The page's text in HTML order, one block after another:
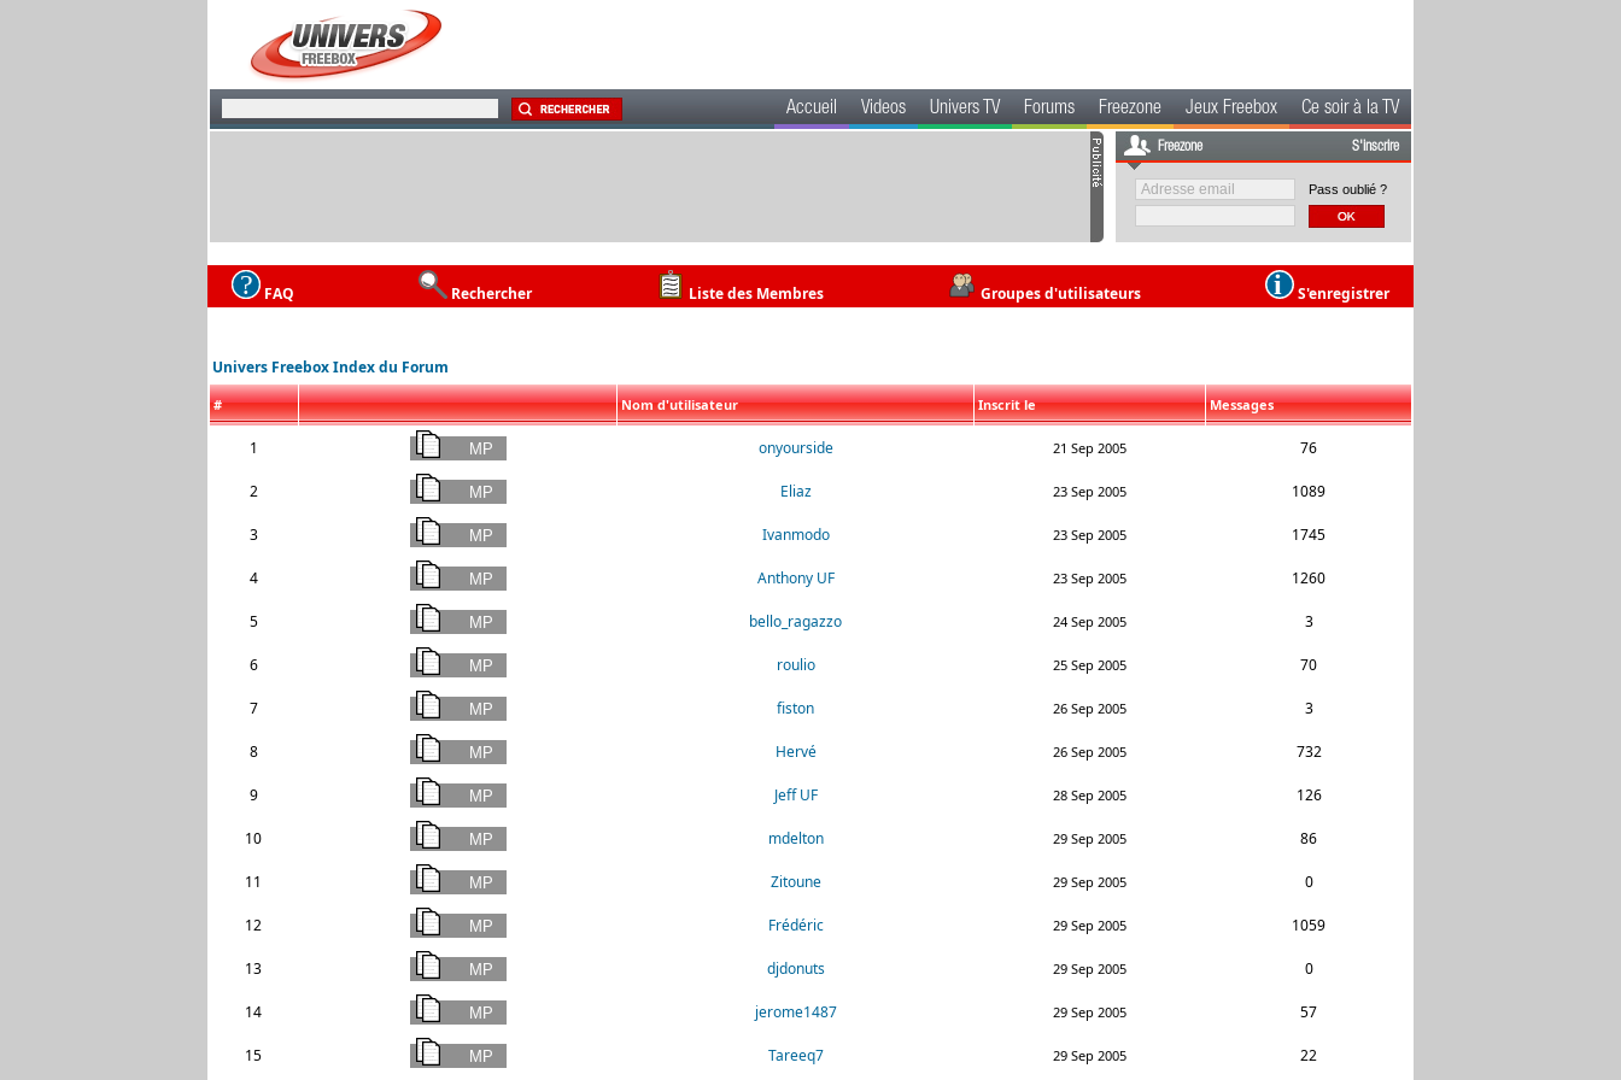
Accueil Videos Univers TV Forums Freezone Jeux Freebox Ce soir à la TV
Freezone S'inscrire
Pass oublié ?
FAQ Rechercher Liste des Membres Groupes d'utilisateurs S'enregistrer
Univers Freebox Index du Forum
# Nom d'utilisateur Inscrit le Messages
1 onyourside 21 Sep 2005 76
2 Eliaz 23 Sep 2005 1089
3 Ivanmodo 23 Sep 2005 1745
4 Anthony UF 23 Sep 2005 1260
5 bello_ragazzo 24 Sep 2005 3
6 roulio 25 Sep 2005 70
7 fiston 26 Sep 2005 3
8 Hervé 26 Sep 2005 732
9 Jeff UF 28 Sep 2005 126
10 mdelton 29 Sep 2005 86
11 Zitoune 29 Sep 2005 0
12 Frédéric 29 Sep 2005 1059
13 djdonuts 29 Sep 2005 0
14 jerome1487 29 Sep 2005 57
15 Tareeq7 29 Sep 2005 22